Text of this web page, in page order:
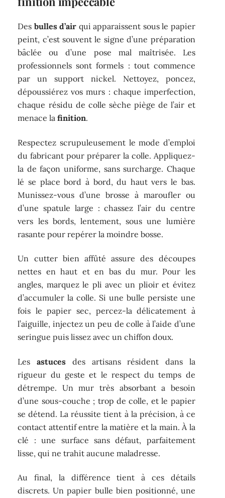
Des bulles d’air qui apparaissent sous le papier
peint, c’est souvent le signe d’une préparation
bâclée ou d’une pose mal maîtrisée. Les
professionnels sont formels : tout commence
par un support nickel. Nettoyez, poncez,
dépoussiérez vos murs : chaque imperfection,
chaque résidu de colle sèche piège de l’air et
menace lafinition.
Respectez scrupuleusement le mode d’emploi
du fabricant pour préparer la colle. Appliquez-
la de façon uniforme, sans surcharge. Chaque
lé se place bord à bord, du haut vers le bas.
Munissez-vous d’une brosse à maroufler ou
d’une spatule large : chassez l’air du centre
vers les bords, lentement, sous une lumière
rasante pour repérer la moindre bosse.
Un cutter bien affûté assure des découpes
nettes en haut et en bas du mur. Pour les
angles, marquez le pli avec un plioir et évitez
d’accumuler la colle. Si une bulle persiste une
fois le papier sec, percez-la délicatement à
l’aiguille, injectez un peu de colle à l’aide d’une
seringue puis lissez avec un chiffon doux.
Lesastuces des artisans résident dans la
rigueur du geste et le respect du temps de
détrempe. Un mur très absorbant a besoin
d’une sous-couche ; trop de colle, et le papier
se détend. La réussite tient à la précision, à ce
contact attentif entre la matière et la main. À la
clé : une surface sans défaut, parfaitement
lisse, qui ne trahit aucune maladresse.
Au final, la différence tient à ces détails
discrets. Un papier bulle bien positionné, une